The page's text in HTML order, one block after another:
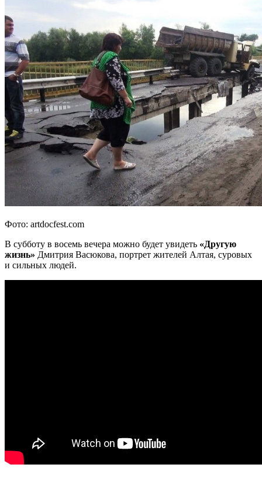
Фото: artdocfest.com
В субботу в восемь вечера можно будет увидеть «Другую
жизнь» Дмитрия Васюкова, портрет жителей Алтая, суровых
и сильных людей.